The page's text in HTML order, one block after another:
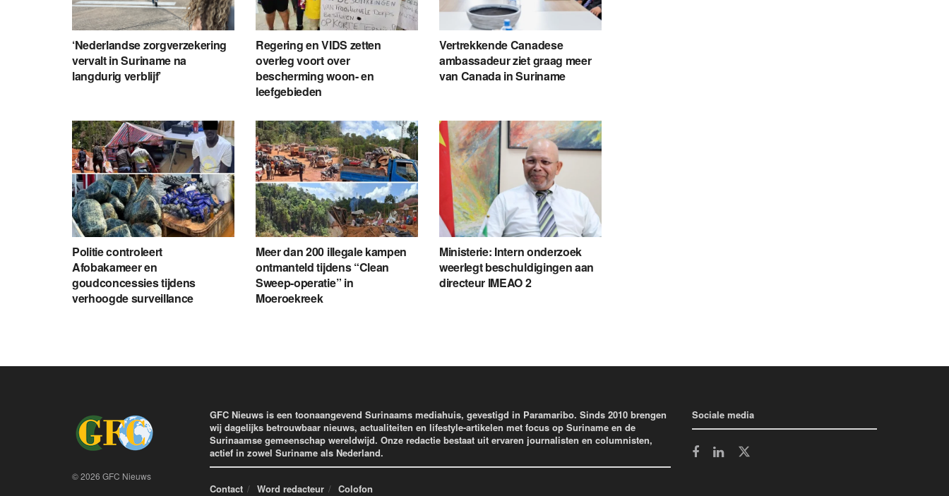
‘Nederlandse zorgverzekering
vervalt in Suriname na
langdurig verblijf’
Regering en VIDS zetten
overleg voort over
bescherming woon- en
leefgebieden
Vertrekkende Canadese
ambassadeur ziet graag meer
van Canada in Suriname
Politie controleert
Afobakameer en
goudconcessies tijdens
verhoogde surveillance
Meer dan 200 illegale kampen
ontmanteld tijdens “Clean
Sweep-operatie” in
Moeroekreek
Ministerie: Intern onderzoek
weerlegt beschuldigingen aan
directeur IMEAO 2
© 2026 GFC Nieuws
GFC Nieuws is een toonaangevend Surinaams mediahuis, gevestigd in Paramaribo. Sinds 2010 brengen
wij dagelijks betrouwbaar nieuws, actualiteiten en lifestyle-artikelen met focus op Suriname en de
Surinaamse gemeenschap wereldwijd. Onze redactie bestaat uit ervaren journalisten en columnisten,
actief in zowel Suriname als Nederland.
Contact Word redacteur Colofon
Sociale media